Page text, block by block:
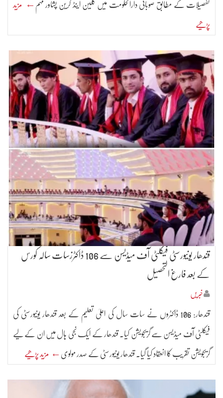
تفصیلات کے مطابق صوبائی دارالحکومت میں کلین اینڈ گرین پشاور مہم ← مزید
پڑھیے
قندھار یونیورسٹی فیکلٹی آف میڈیسن سے 106 ڈاکٹرزسات سالہ کورس
کے بعد فارغ التحصیل
خبریں
قندھار: 106 ڈاکٹروں نے سات سال کی اعلیٰ تعلیم کے بعد قندھار یونیورسٹی کی
فیکلٹی آف میڈیسن سے گریجویشن کیا۔ قندھار کے ایک نجی ہال میں ان کے لیے
گریجویشن تقریب کا انعقاد کیا گیا۔ قندھار یونیورسٹی کے صدر مولوی ← مزید پڑھیے